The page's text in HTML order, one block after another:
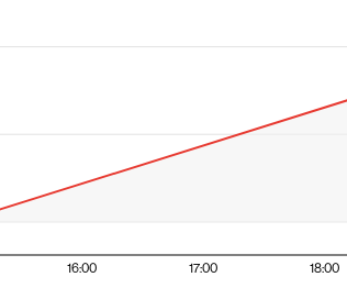
16:00 17:00 18:00